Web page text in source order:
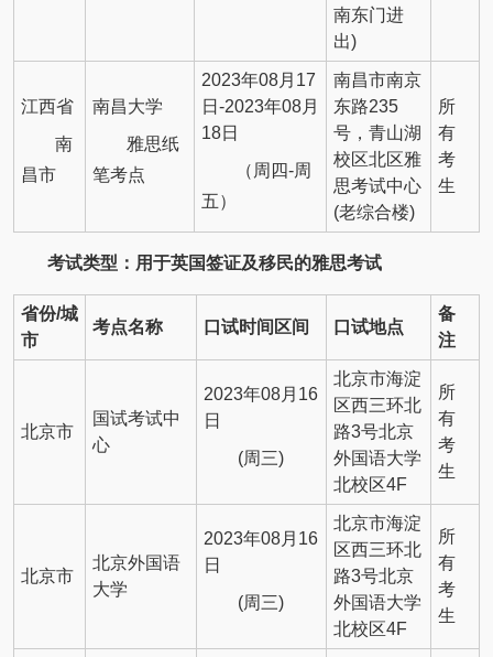
南东门进
出)
江西省
南
昌市
南昌大学
雅思纸
笔考点
2023年08月17
日-2023年08月
18日
（周四-周
五）
南昌市南京
东路235
号，青山湖
校区北区雅
思考试中心
(老综合楼)
所
有
考
生
考试类型：用于英国签证及移民的雅思考试
省份/城
市
考点名称 口试时间区间 口试地点
备
注
北京市
国试考试中
心
2023年08月16
日
(周三)
北京市海淀
区西三环北
路3号北京
外国语大学
北校区4F
所
有
考
生
北京市
北京外国语
大学
2023年08月16
日
(周三)
北京市海淀
区西三环北
路3号北京
外国语大学
北校区4F
所
有
考
生